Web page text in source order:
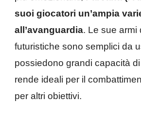
suoi giocatori un’ampia
all’avanguardia. Le sue armi
futuristiche sono semplici da
possiedono grandi capacità
rende ideali per il
per altri obiettivi.